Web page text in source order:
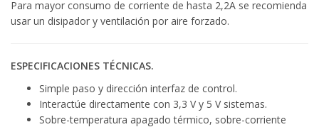
Para mayor consumo de corriente de hasta 2,2A se recomienda
usar un disipador y ventilación por aire forzado.
ESPECIFICACIONES TÉCNICAS.
Simple paso y dirección interfaz de control.
Interactúe directamente con 3,3 V y 5 V sistemas.
Sobre-temperatura apagado térmico, sobre-corriente